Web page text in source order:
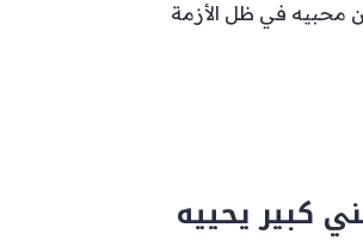
محبيه في ظل الأزمة
كبير يحييه